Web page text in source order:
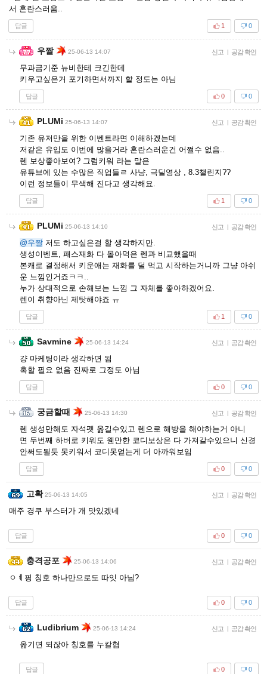
서 혼란스러움..
답글 0
1
우짤 25-06-13 14:07 신고 | 공감 확인
무과금기준 뉴비한테 크긴한데
키우고싶은거 포기하면서까지 할 정도는 아님
답글 0
0
PLUMi 25-06-13 14:07 신고 | 공감 확인
기존 유저만을 위한 이벤트라면 이해하겠는데
저같은 유입도 이번에 많을거라 혼란스러운건 어쩔수 없음..
렌 보상좋아보여? 그럼키워 라는 말은
유튜브에 있는 수많은 직업들ㄹ 사냥, 극딜영상 , 8.3챌린지??
이런 정보들이 무색해 진다고 생각해요.
답글 0
1
PLUMi 25-06-13 14:10 신고 | 공감 확인
@우짤 저도 하고싶은걸 할 생각하지만.
생성이벤트, 패스재화 다 몰아먹은 렌과 비교했을때
본캐로 결정해서 키운애는 재화를 덜 먹고 시작하는거니까 그냥 아쉬
운 느낌인거죠ㅋㅋ..
누가 상대적으로 손해보는 느낌 그 자체를 좋아하겠어요.
렌이 취향아닌 제탓해야죠 ㅠ
답글 0
1
Savmine 25-06-13 14:24 신고 | 공감 확인
걍 마케팅이라 생각하면 됨
혹할 필요 없음 진짜로 그정도 아님
답글 0
0
궁금할때 25-06-13 14:30 신고 | 공감 확인
렌 생성만해도 자석펫 옮길수있고 렌으로 해방을 해야하는거 아니
면 두번째 하버로 키워도 웬만한 코디보상은 다 가져갈수있으니 신경
안써도될듯 못키워서 코디못얻는게 더 아까워보임
답글 0
0
고확 25-06-13 14:05 신고 | 공감 확인
매주 경쿠 부스터가 개 맛있겠네
답글 0
0
충격공포 25-06-13 14:06 신고 | 공감 확인
ㅇㅖ핑 칭호 하나만으로도 따잇 아님?
답글 0
0
Ludibrium 25-06-13 14:24 신고 | 공감 확인
옮기면 되잖아 칭호를 누칼협
답글 0
0